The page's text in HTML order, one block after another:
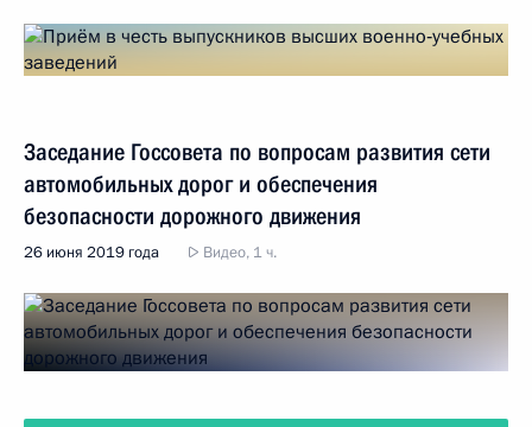
Заседание Госсовета по вопросам развития сети
автомобильных дорог и обеспечения
безопасности дорожного движения
26 июня 2019 года Видео, 1 ч.